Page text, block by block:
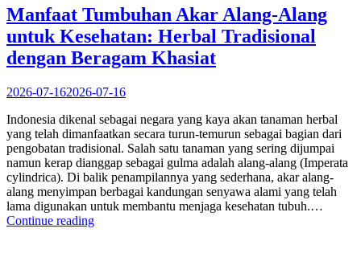
Liar
dengan
Segudang
Manfaat Tumbuhan Akar Alang-Alang
untuk Kesehatan: Herbal Tradisional
dengan Beragam Khasiat
2026-07-162026-07-16
Indonesia dikenal sebagai negara yang kaya akan tanaman herbal
yang telah dimanfaatkan secara turun-temurun sebagai bagian dari
pengobatan tradisional. Salah satu tanaman yang sering dijumpai
namun kerap dianggap sebagai gulma adalah alang-alang (Imperata
cylindrica). Di balik penampilannya yang sederhana, akar alang-
alang menyimpan berbagai kandungan senyawa alami yang telah
lama digunakan untuk membantu menjaga kesehatan tubuh.…
Continue reading“Manfaat